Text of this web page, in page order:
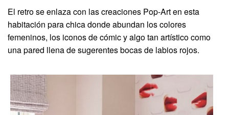
El retro se enlaza con las creaciones Pop-Art en esta
habitación para chica donde abundan los colores
femeninos, los iconos de cómic y algo tan artístico como
una pared llena de sugerentes bocas de labios rojos.